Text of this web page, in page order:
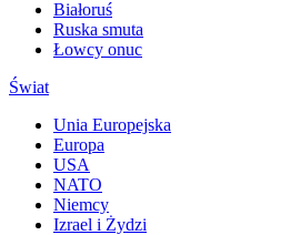
Białoruś
Ruska smuta
Łowcy onuc
Świat
Unia Europejska
Europa
USA
NATO
Niemcy
Izrael i Żydzi